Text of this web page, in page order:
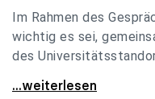
Im Rahmen des
wichtig es sei,
des
Holzleitner empfing
...weiterlesen